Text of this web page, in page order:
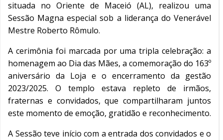
situada no Oriente de Maceió (AL), realizou uma
Sessão Magna especial sob a liderança do Venerável
Mestre Roberto Rômulo.
A cerimônia foi marcada por uma tripla celebração: a
homenagem ao Dia das Mães, a comemoração do 163º
aniversário da Loja e o encerramento da gestão
2023/2025. O templo estava repleto de irmãos,
fraternas e convidados, que compartilharam juntos
este momento de emoção, gratidão e reconhecimento.
A Sessão teve início com a entrada dos convidados e o